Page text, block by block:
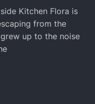
Kitchen Flora is
from the
up to the noise